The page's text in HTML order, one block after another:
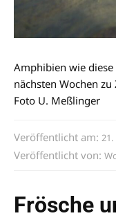
Amphibien wie
nächsten Wochen
Foto U. Meßlinger
Veröffentlicht am: 21.
Veröffentlicht von:
Frösche